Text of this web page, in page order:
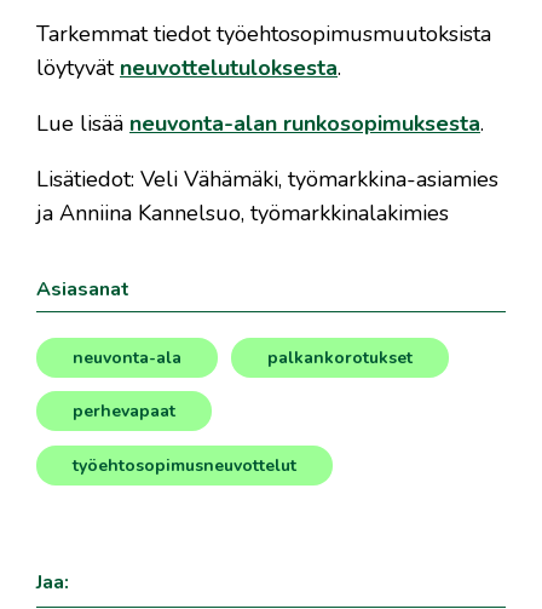
Tarkemmat tiedot työehtosopimusmuutoksista
löytyvät neuvottelutuloksesta.
Lue lisää neuvonta-alan runkosopimuksesta.
Lisätiedot: Veli Vähämäki, työmarkkina-asiamies
ja Anniina Kannelsuo, työmarkkinalakimies
Asiasanat
neuvonta-ala
,
palkankorotukset
, perhevapaat
, työehtosopimusneuvottelut
Jaa: